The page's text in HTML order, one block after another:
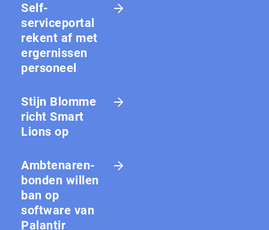
Self-
serviceportal
rekent af met
ergernissen
personeel
Stijn Blomme
richt Smart
Lions op
Amb­te­na­ren­
bon­den willen
ban op
software van
Palantir